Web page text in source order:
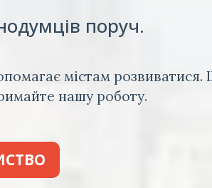
поруч.
містам
нашу роботу.